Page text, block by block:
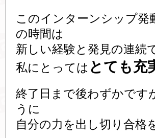
このインターンシップ発
の時間は
新しい経験と発見の連続
私にとっては とても充
終了日まで後わずかです
うに
自分の力を出し切り合格